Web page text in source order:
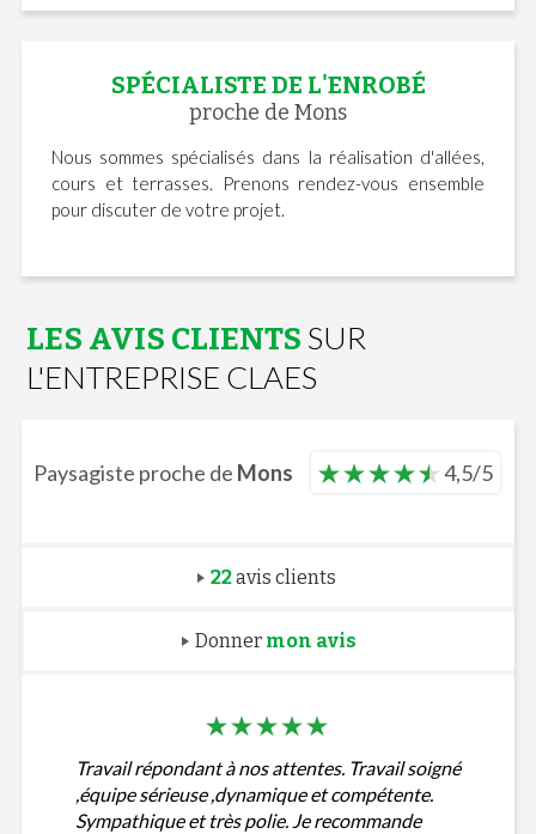
SPÉCIALISTE DE L'ENROBÉ
proche de Mons
Nous sommes spécialisés dans la réalisation d'allées,
cours et terrasses. Prenons rendez-vous ensemble
pour discuter de votre projet.
LES AVIS CLIENTS SUR
L'ENTREPRISE CLAES
Paysagiste proche de Mons 4,5/5
22avis clients
Donner mon avis
Travail répondant à nos attentes. Travail soigné
,équipe sérieuse ,dynamique et compétente.
Sympathique et très polie. Je recommande